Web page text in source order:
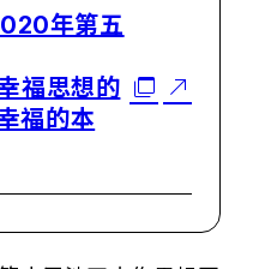
年第五
福思想的
福的本